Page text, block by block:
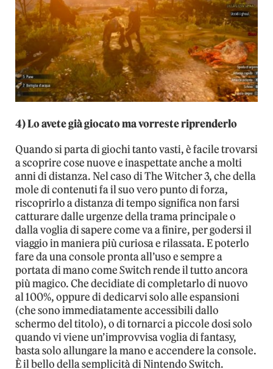
4) Lo avete già giocato ma vorreste riprenderlo
Quando si parta di giochi tanto vasti, è facile trovarsi
a scoprire cose nuove e inaspettate anche a molti
anni di distanza. Nel caso di The Witcher 3, che della
mole di contenuti fa il suo vero punto di forza,
riscoprirlo a distanza di tempo significa non farsi
catturare dalle urgenze della trama principale o
dalla voglia di sapere come va a finire, per godersi il
viaggio in maniera più curiosa e rilassata. E poterlo
fare da una console pronta all’uso e sempre a
portata di mano come Switch rende il tutto ancora
più magico. Che decidiate di completarlo di nuovo
al 100%, oppure di dedicarvi solo alle espansioni
(che sono immediatamente accessibili dallo
schermo del titolo), o di tornarci a piccole dosi solo
quando vi viene un’improvvisa voglia di fantasy,
basta solo allungare la mano e accendere la console.
È il bello della semplicità di Nintendo Switch.